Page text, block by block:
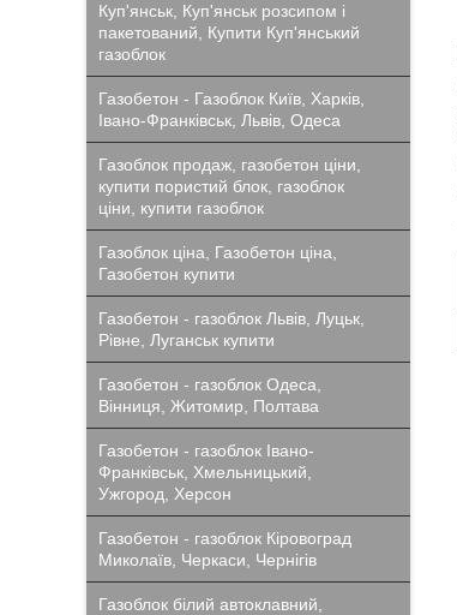
Куп'янськ, Куп'янськ розсипом і
пакетований, Купити Куп'янський
газоблок
Газобетон - Газоблок Київ, Харків,
Івано-Франківськ, Львів, Одеса
Газоблок продаж, газобетон ціни,
купити пористий блок, газоблок
ціни, купити газоблок
Газоблок ціна, Газобетон ціна,
Газобетон купити
Газобетон - газоблок Львів, Луцьк,
Рівне, Луганськ купити
Газобетон - газоблок Одеса,
Вінниця, Житомир, Полтава
Газобетон - газоблок Івано-
Франківськ, Хмельницький,
Ужгород, Херсон
Газобетон - газоблок Кіровоград
Миколаїв, Черкаси, Чернігів
Газоблок білий автоклавний,